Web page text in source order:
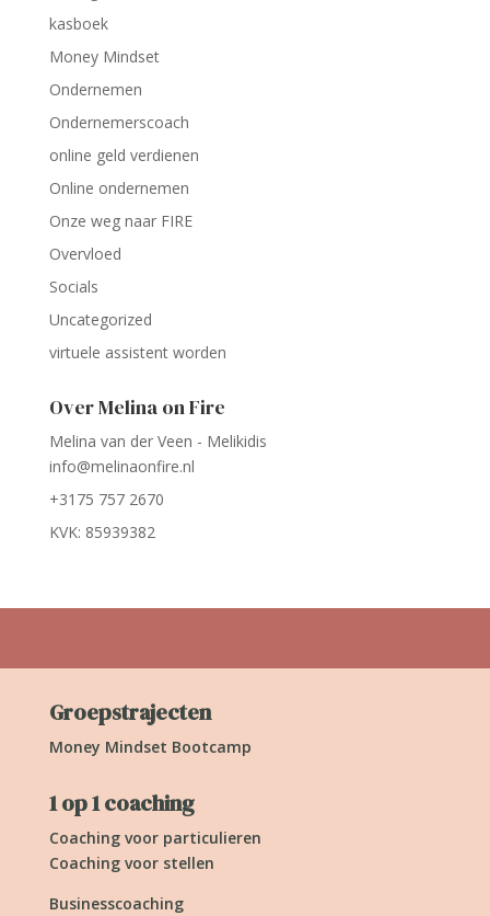
kasboek
Money Mindset
Ondernemen
Ondernemerscoach
online geld verdienen
Online ondernemen
Onze weg naar FIRE
Overvloed
Socials
Uncategorized
virtuele assistent worden
Over Melina on Fire
Melina van der Veen - Melikidis
info@melinaonfire.nl
+3175 757 2670
KVK: 85939382
Groepstrajecten
Money Mindset Bootcamp
1 op 1 coaching
Coaching voor particulieren
Coaching voor stellen
Businesscoaching